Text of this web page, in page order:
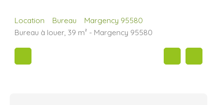
Location Bureau
Margency 95580
Bureau à louer, 39 m² - Margency 95580